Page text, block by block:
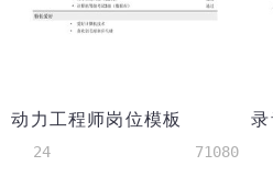
动力工程师岗位模板
24 71080